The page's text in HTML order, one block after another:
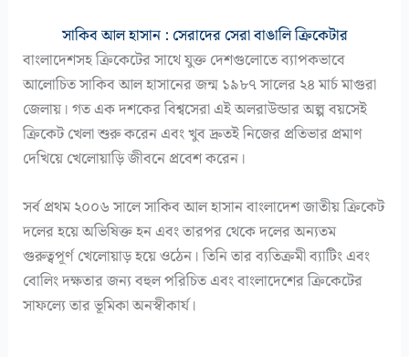
সাকিব আল হাসান : সেরাদের সেরা বাঙালি ক্রিকেটার
বাংলাদেশসহ ক্রিকেটের সাথে যুক্ত দেশগুলোতে ব্যাপকভাবে
আলোচিত সাকিব আল হাসানের জন্ম ১৯৮৭ সালের ২৪ মার্চ মাগুরা
জেলায়। গত এক দশকের বিশ্বসেরা এই অলরাউন্ডার অল্প বয়সেই
ক্রিকেট খেলা শুরু করেন এবং খুব দ্রুতই নিজের প্রতিভার প্রমাণ
দেখিয়ে খেলোয়াড়ি জীবনে প্রবেশ করেন।
সর্ব প্রথম ২০০৬ সালে সাকিব আল হাসান বাংলাদেশ জাতীয় ক্রিকেট
দলের হয়ে অভিষিক্ত হন এবং তারপর থেকে দলের অন্যতম
গুরুত্বপূর্ণ খেলোয়াড় হয়ে ওঠেন। তিনি তার ব্যতিক্রমী ব্যাটিং এবং
বোলিং দক্ষতার জন্য বহুল পরিচিত এবং বাংলাদেশের ক্রিকেটের
সাফল্যে তার ভূমিকা অনস্বীকার্য।